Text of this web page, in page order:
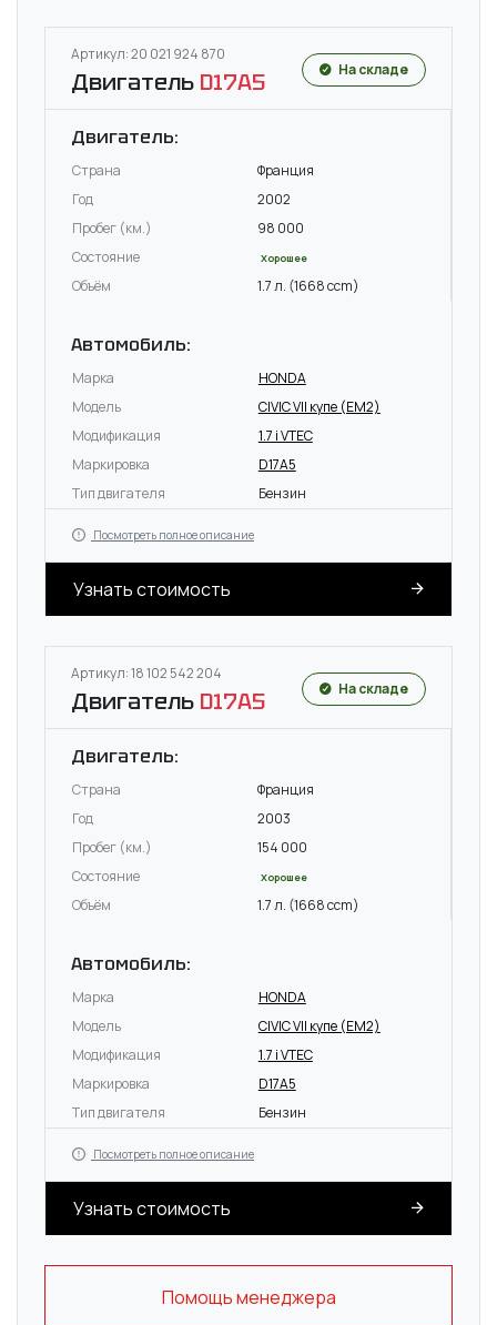
Артикул: 20 021 924 870
Двигатель D17A5 На складе
Двигатель:
Страна
Франция
Год
2002
Пробег (км.)
98 000
Состояние
Хорошее
Объём 1.7 л. (1668 ccm)
Автомобиль:
Марка
HONDA
Модель
CIVIC VII купе (EM2)
Модификация
1.7 i VTEC
Маркировка
D17A5
Тип двигателя
Бензин
Посмотреть полное описание
Узнать стоимость
Артикул: 18 102 542 204
Двигатель D17A5 На складе
Двигатель:
Страна
Франция
Год
2003
Пробег (км.)
154 000
Состояние
Хорошее
Объём 1.7 л. (1668 ccm)
Автомобиль:
Марка
HONDA
Модель
CIVIC VII купе (EM2)
Модификация
1.7 i VTEC
Маркировка
D17A5
Тип двигателя
Бензин
Посмотреть полное описание
Узнать стоимость
Помощь менеджера